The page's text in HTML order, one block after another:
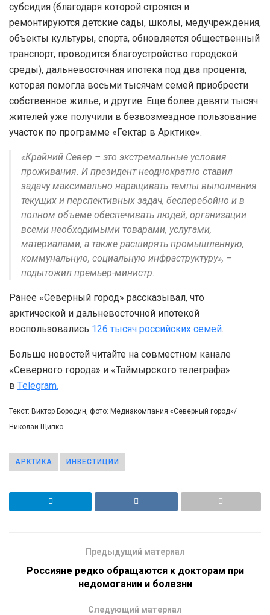
субсидия (благодаря которой строятся и
ремонтируются детские сады, школы, медучреждения,
объекты культуры, спорта, обновляется общественный
транспорт, проводится благоустройство городской
среды), дальневосточная ипотека под два процента,
которая помогла восьми тысячам семей приобрести
собственное жилье, и другие. Еще более девяти тысяч
жителей уже получили в безвозмездное пользование
участок по программе «Гектар в Арктике».
«Крайний Север – это экстремальные условия
проживания. И президент неоднократно ставил
задачу максимально наращивать темпы выполнения
текущих и перспективных задач, бесперебойно и в
полном объеме обеспечивать людей, организации
всеми необходимыми товарами, услугами,
материалами, а также расширять промышленную,
коммунальную, социальную инфраструктуру», –
подытожил премьер-министр.
Ранее «Северный город» рассказывал, что
арктической и дальневосточной ипотекой
воспользовались 126 тысяч российских семей.
Больше новостей читайте на совместном канале
«Северного города» и «Таймырского телеграфа»
в Telegram.
Текст: Виктор Бородин, фото: Медиакомпания «Северный город»/
Николай Щипко
АРКТИКА ИНВЕСТИЦИИ
Предыдущий материал
Россияне редко обращаются к докторам при
недомогании и болезни
Следующий материал